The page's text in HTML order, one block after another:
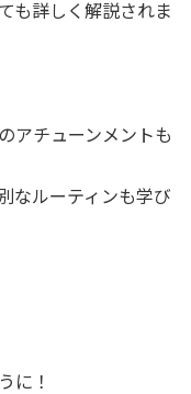
も詳しく解説されま
アチューンメントも
なルーティンも学び
に！